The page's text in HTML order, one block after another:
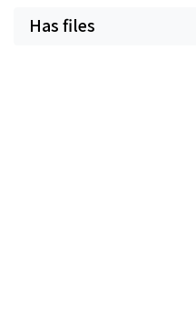
Has files